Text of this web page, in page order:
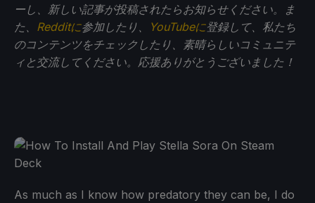
ーし、新しい記事が投稿されたらお知らせください。ま
た、 Redditに参加したり、 YouTubeに登録して、私たち
のコンテンツをチェックしたり、素晴らしいコミュニテ
ィと交流してください。応援ありがとうございました！
As much as I know how predatory they can be, I do